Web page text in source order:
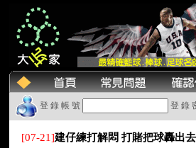
登 錄 帳 號 登 錄
[07-21]建仔練打解悶 打賭把球轟出去